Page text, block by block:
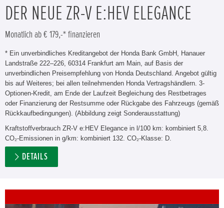
DER NEUE ZR-V E:HEV ELEGANCE
Monatlich ab € 179,-* finanzieren
* Ein unverbindliches Kreditangebot der Honda Bank GmbH, Hanauer
Landstraße 222–226, 60314 Frankfurt am Main, auf Basis der
unverbindlichen Preisempfehlung von Honda Deutschland. Angebot gültig
bis auf Weiteres; bei allen teilnehmenden Honda Vertragshändlern. 3-
Optionen-Kredit, am Ende der Laufzeit Begleichung des Restbetrages
oder Finanzierung der Restsumme oder Rückgabe des Fahrzeugs (gemäß
Rückkaufbedingungen). (Abbildung zeigt Sonderausstattung)
Kraftstoffverbrauch ZR-V e:HEV Elegance in l/100 km: kombiniert 5,8.
CO₂-Emissionen in g/km: kombiniert 132. CO₂-Klasse: D.
DETAILS